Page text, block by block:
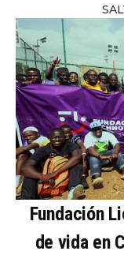
Fundación
de vida en